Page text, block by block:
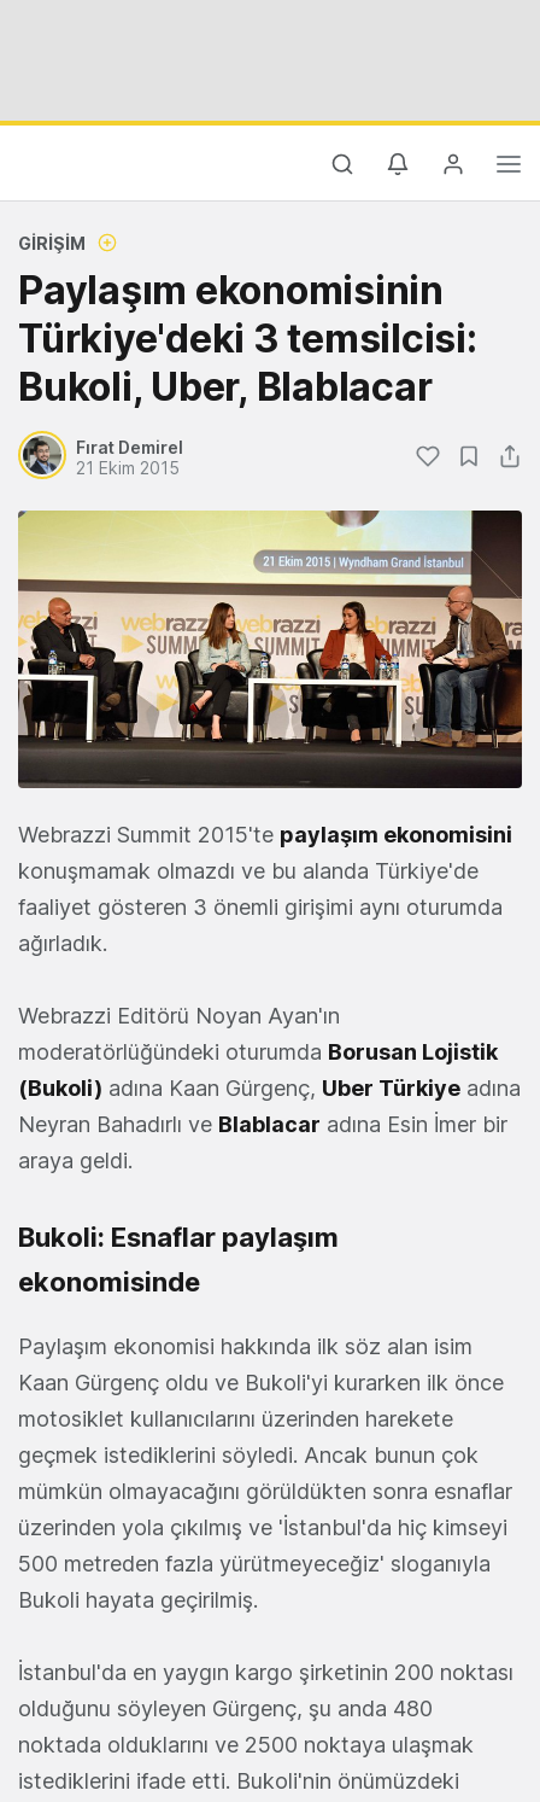
GIRIŞIM
Paylaşım ekonomisinin
Türkiye'deki 3 temsilcisi:
Bukoli, Uber, Blablacar
Fırat Demirel
21 Ekim 2015
Webrazzi Summit 2015'te paylaşım ekonomisini
konuşmamak olmazdı ve bu alanda Türkiye'de
faaliyet gösteren 3 önemli girişimi aynı oturumda
ağırladık.
Webrazzi Editörü Noyan Ayan'ın
moderatörlüğündeki oturumda Borusan Lojistik
(Bukoli) adına Kaan Gürgenç, Uber Türkiye adına
Neyran Bahadırlı ve Blablacar adına Esin İmer bir
araya geldi.
Bukoli: Esnaflar paylaşım
ekonomisinde
Paylaşım ekonomisi hakkında ilk söz alan isim
Kaan Gürgenç oldu ve Bukoli'yi kurarken ilk önce
motosiklet kullanıcılarını üzerinden harekete
geçmek istediklerini söyledi. Ancak bunun çok
mümkün olmayacağını görüldükten sonra esnaflar
üzerinden yola çıkılmış ve 'İstanbul'da hiç kimseyi
500 metreden fazla yürütmeyeceğiz' sloganıyla
Bukoli hayata geçirilmiş.
İstanbul'da en yaygın kargo şirketinin 200 noktası
olduğunu söyleyen Gürgenç, şu anda 480
noktada olduklarını ve 2500 noktaya ulaşmak
istediklerini ifade etti. Bukoli'nin önümüzdeki